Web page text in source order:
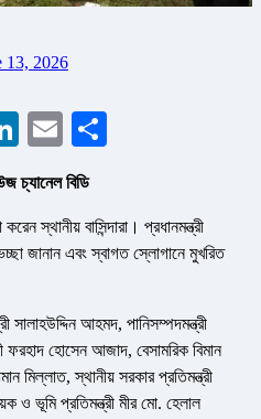
13, 2026
LinkedIn
Email
চ্যানেল বিডি
স্থানীয় বাসিন্দারা। প্রধানমন্ত্রী
জানান এবং স্বাগত স্লোগানে মুখরিত
সালাহউদ্দিন আহমদ, পানিসম্পদমন্ত্রী
ফরহাদ হোসেন আজাদ, বেসামরিক বিমান
মিল্লাত, স্থানীয় সরকার প্রতিমন্ত্রী
ও ভূমি প্রতিমন্ত্রী মীর মো. হেলাল